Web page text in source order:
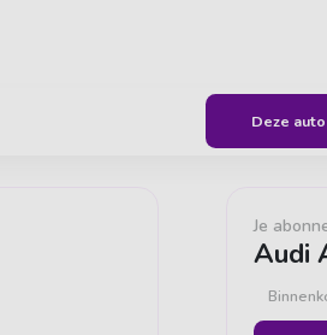
Je
Audi
Deze